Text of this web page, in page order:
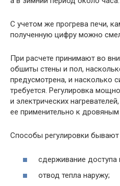
С учетом же прогрева печи,
полученную цифру можно
При расчете принимают во
обшиты стены и пол,
предусмотрена, и насколько
требуется. Регулировка
и электрических
ее применительно к дровяным
Способы регулировки бывают
сдерживание доступа
отвод тепла наружу;